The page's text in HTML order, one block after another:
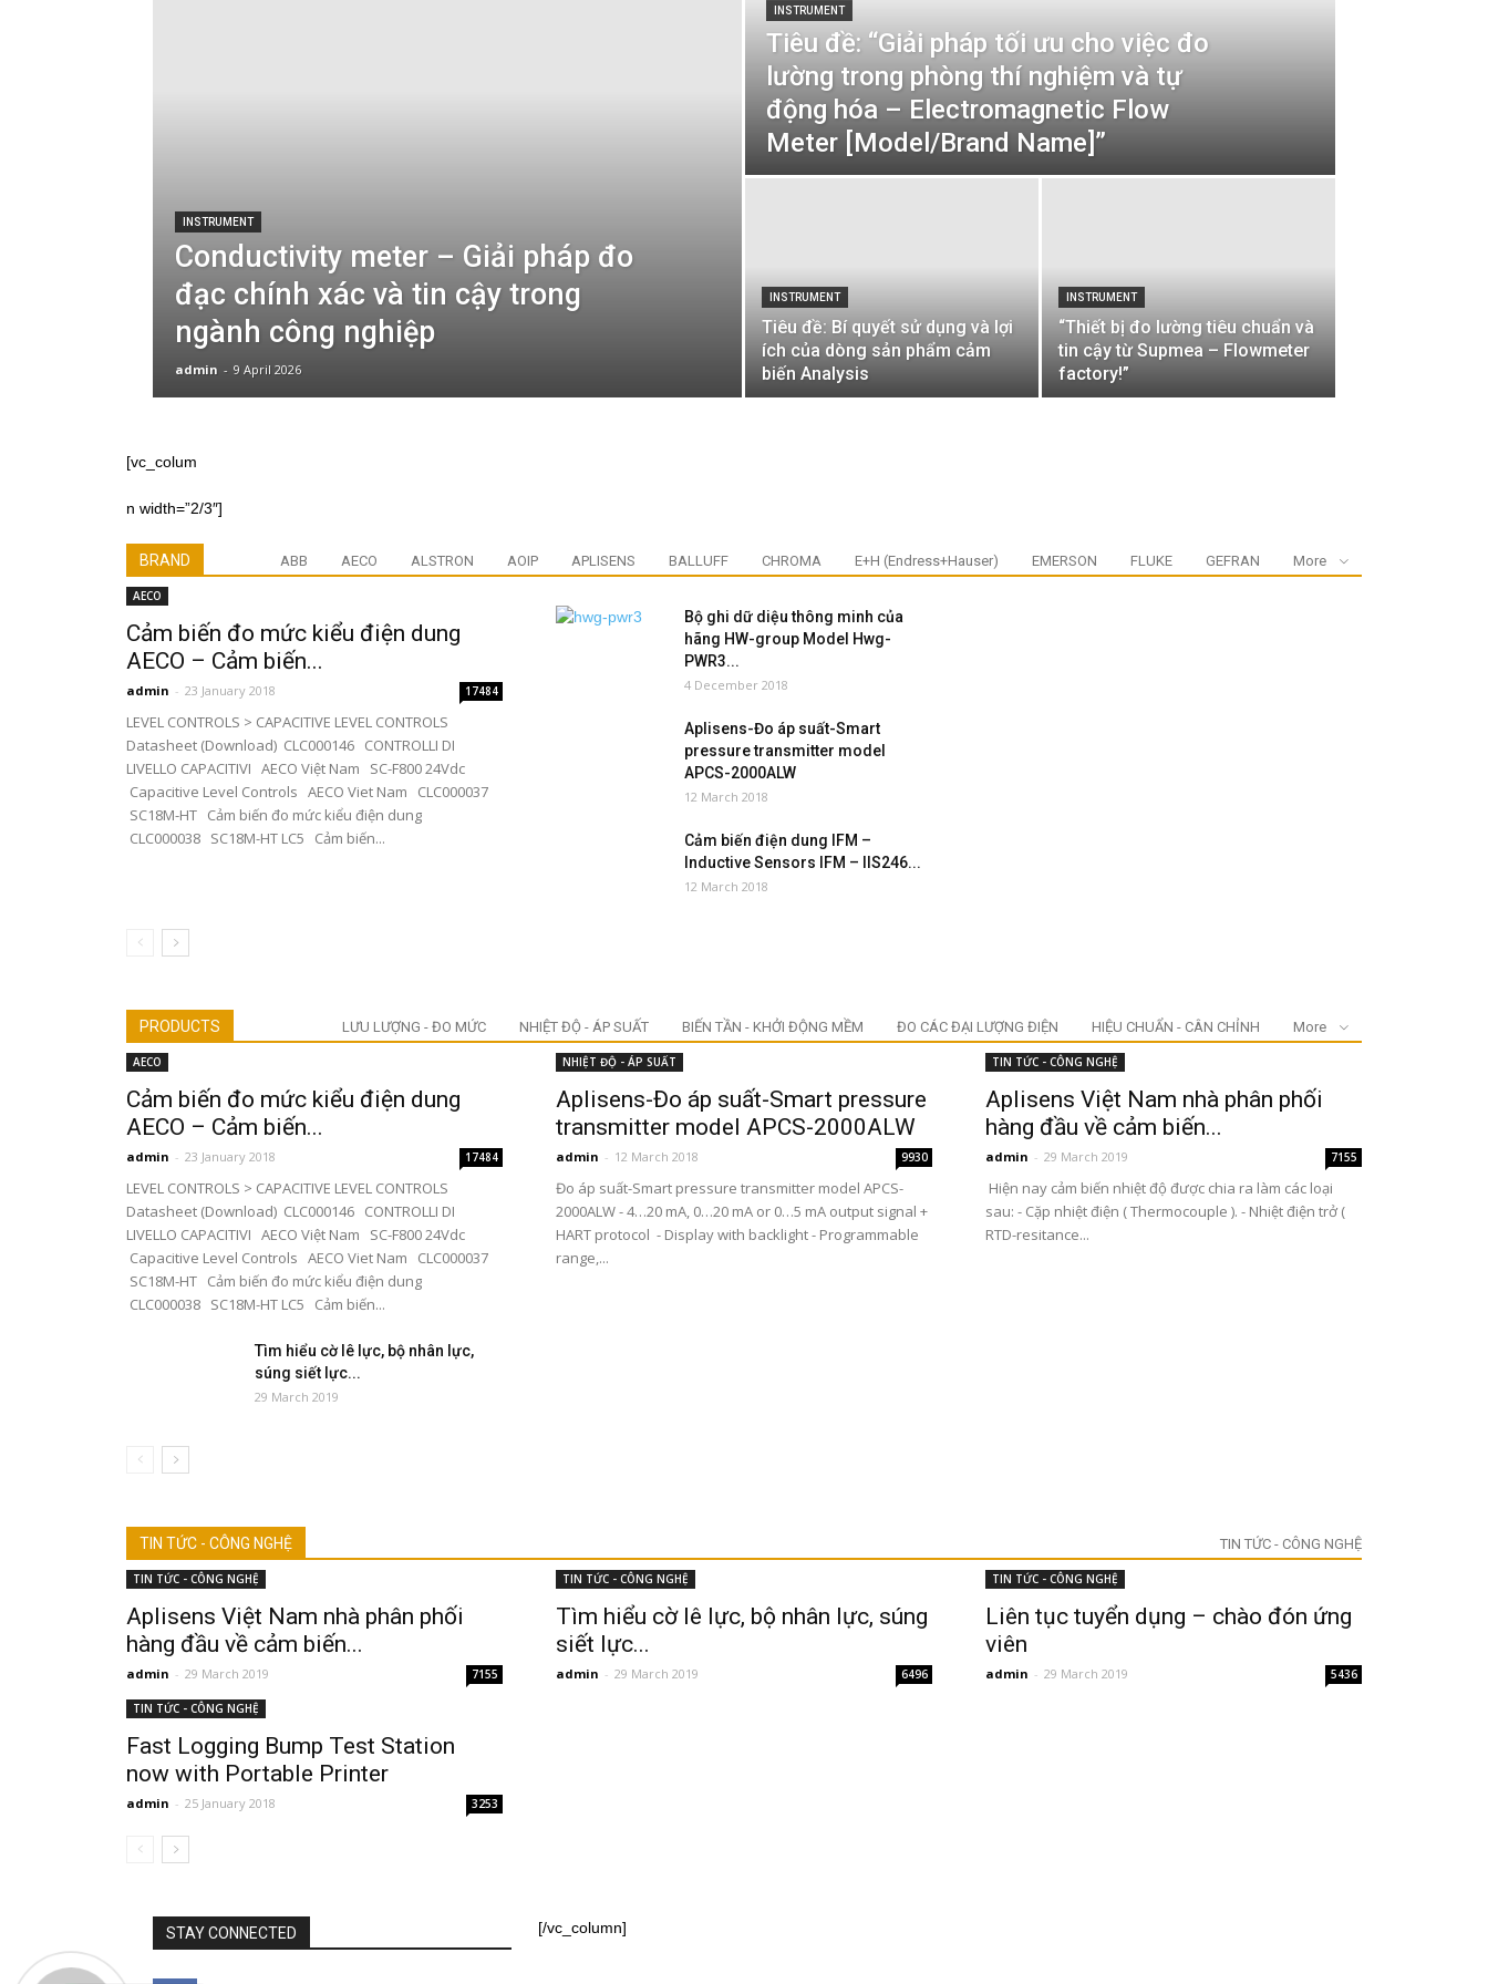
INSTRUMENT
Conductivity meter – Giải pháp đo
đạc chính xác và tin cậy trong
ngành công nghiệp
admin - 9 April 2026
INSTRUMENT
Tiêu đề: “Giải pháp tối ưu cho việc đo
lường trong phòng thí nghiệm và tự
động hóa – Electromagnetic Flow
Meter [Model/Brand Name]”
INSTRUMENT
Tiêu đề: Bí quyết sử dụng và lợi
ích của dòng sản phẩm cảm
biến Analysis
INSTRUMENT
“Thiết bị đo lường tiêu chuẩn và
tin cậy từ Supmea – Flowmeter
factory!”
[vc_colum
n width=”2/3″]
BRAND ABB AECO ALSTRON AOIP APLISENS BALLUFF CHROMA E+H (Endress+Hauser) EMERSON FLUKE GEFRAN More
AECO
Cảm biến đo mức kiểu điện dung
AECO – Cảm biến...
admin - 23 January 2018 17484
LEVEL CONTROLS > CAPACITIVE LEVEL CONTROLS
Datasheet (Download) CLC000146 CONTROLLI DI
LIVELLO CAPACITIVI AECO Việt Nam SC-F800 24Vdc
Capacitive Level Controls AECO Viet Nam CLC000037
SC18M-HT Cảm biến đo mức kiểu điện dung
CLC000038 SC18M-HT LC5 Cảm biến...
Bộ ghi dữ diệu thông minh của
hãng HW-group Model Hwg-
PWR3...
4 December 2018
Aplisens-Đo áp suất-Smart
pressure transmitter model
APCS-2000ALW
12 March 2018
Cảm biến điện dung IFM –
Inductive Sensors IFM – IIS246...
12 March 2018
PRODUCTS LƯU LƯỢNG - ĐO MỨC NHIỆT ĐỘ - ÁP SUẤT BIẾN TẦN - KHỞI ĐỘNG MỀM ĐO CÁC ĐẠI LƯỢNG ĐIỆN HIỆU CHUẨN - CÂN CHỈNH More
AECO
Cảm biến đo mức kiểu điện dung
AECO – Cảm biến...
admin - 23 January 2018 17484
LEVEL CONTROLS > CAPACITIVE LEVEL CONTROLS
Datasheet (Download) CLC000146 CONTROLLI DI
LIVELLO CAPACITIVI AECO Việt Nam SC-F800 24Vdc
Capacitive Level Controls AECO Viet Nam CLC000037
SC18M-HT Cảm biến đo mức kiểu điện dung
CLC000038 SC18M-HT LC5 Cảm biến...
NHIỆT ĐỘ - ÁP SUẤT
Aplisens-Đo áp suất-Smart pressure
transmitter model APCS-2000ALW
admin - 12 March 2018 9930
Đo áp suất-Smart pressure transmitter model APCS-
2000ALW - 4…20 mA, 0…20 mA or 0…5 mA output signal +
HART protocol - Display with backlight - Programmable
range,...
TIN TỨC - CÔNG NGHỆ
Aplisens Việt Nam nhà phân phối
hàng đầu về cảm biến...
admin - 29 March 2019 7155
Hiện nay cảm biến nhiệt độ được chia ra làm các loại
sau: - Cặp nhiệt điện ( Thermocouple ). - Nhiệt điện trở (
RTD-resitance...
Tìm hiểu cờ lê lực, bộ nhân lực,
súng siết lực...
29 March 2019
TIN TỨC - CÔNG NGHỆ TIN TỨC - CÔNG NGHỆ
TIN TỨC - CÔNG NGHỆ
Aplisens Việt Nam nhà phân phối
hàng đầu về cảm biến...
admin - 29 March 2019 7155
TIN TỨC - CÔNG NGHỆ
Tìm hiểu cờ lê lực, bộ nhân lực, súng
siết lực...
admin - 29 March 2019 6496
TIN TỨC - CÔNG NGHỆ
Liên tục tuyển dụng – chào đón ứng
viên
admin - 29 March 2019 5436
TIN TỨC - CÔNG NGHỆ
Fast Logging Bump Test Station
now with Portable Printer
admin - 25 January 2018 3253
[/vc_column]
STAY CONNECTED